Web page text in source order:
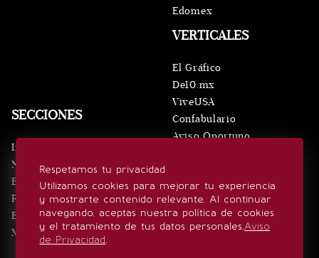
Respetamos tu privacidad
Utilizamos cookies para mejorar tu experiencia
y mostrarte contenido relevante. Al continuar
navegando, aceptas nuestra política de cookies
y el tratamiento de tus datos personales.Aviso
de Privacidad.
SECCIONES
Inicio
Noticias
Eventos
Realeza
Estilo de vida
Minuto x Minuto
VERTICALES
El Gráfico
De10.mx
ViveUSA
Confabulario
Aviso Oportuno
Edomex
SÍGUENOS